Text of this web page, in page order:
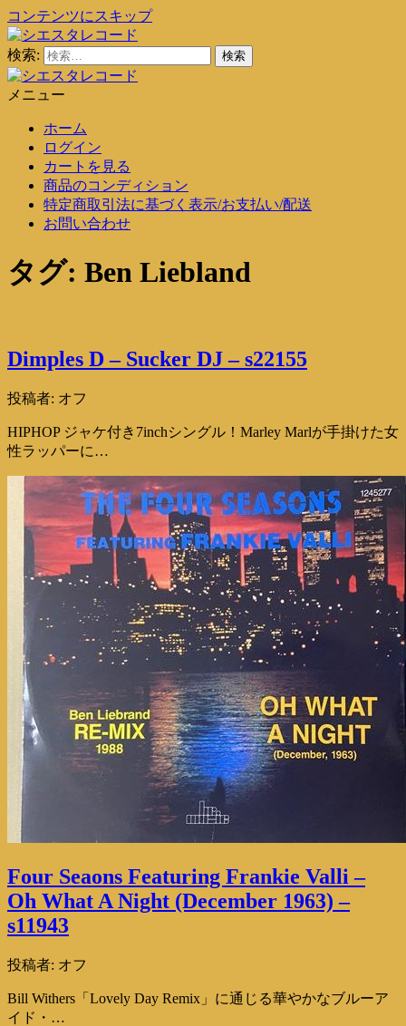
コンテンツにスキップ
シエスタレコード
中古レコード通販
検索:
メニュー
ホーム
ログイン
カートを見る
商品のコンディション
特定商取引法に基づく表示/お支払い/配送
お問い合わせ
タグ: Ben Liebland
Dimples D – Sucker DJ – s22155
投稿者: オフ
HIPHOP ジャケ付き7inchシングル！Marley Marlが手掛けた女
性ラッパーに…
Four Seaons Featuring Frankie Valli –
Oh What A Night (December 1963) –
s11943
投稿者: オフ
Bill Withers「Lovely Day Remix」に通じる華やかなブルーア
イド・…